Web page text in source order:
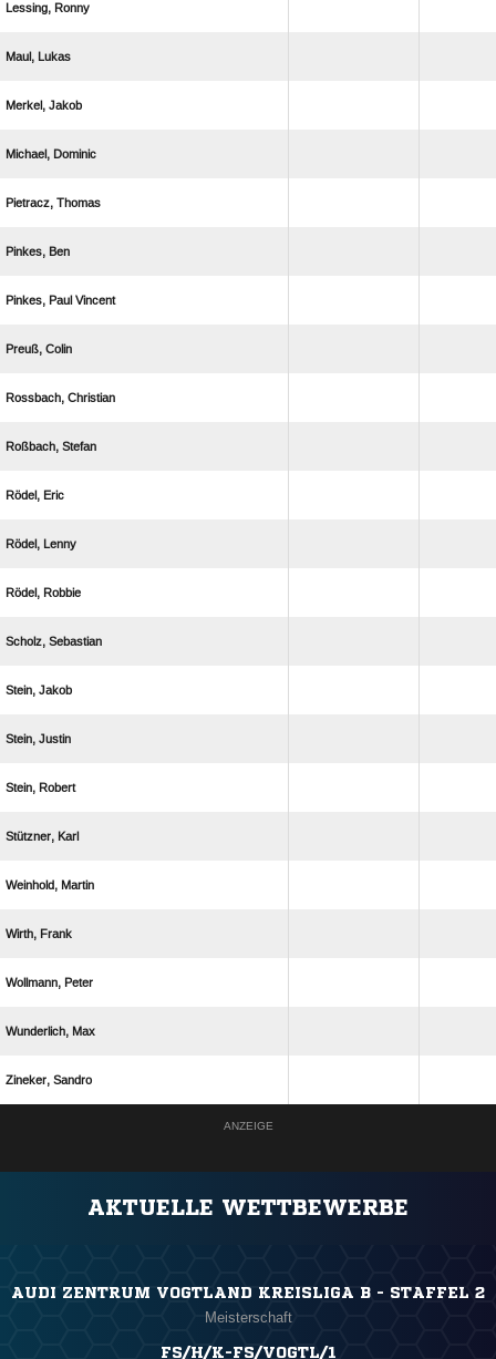
 
 
 
 
 
 
  
 
 
 
 
 
 
 
 
 
 
 
 
 
 
 
 
ANZEIGE
AKTUELLE WETTBEWERBE
AUDI ZENTRUM VOGTLAND KREISLIGA B - STAFFEL 2
Meisterschaft
FS/H/K-FS/VOGTL/1